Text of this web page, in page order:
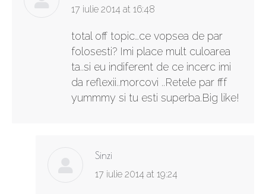
says:
17 iulie 2014 at 16:48
total off topic…ce vopsea de par
folosesti? Imi place mult culoarea
ta..si eu indiferent de ce incerc imi
da reflexii..morcovi ..Retele par fff
yummmy si tu esti superba.Big like!
Sinzi
says:
17 iulie 2014 at 19:24